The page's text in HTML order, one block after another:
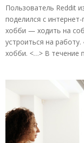
Пользователь Reddit
поделился с
хобби — ходить на
устроиться на
хобби. <…> В течение